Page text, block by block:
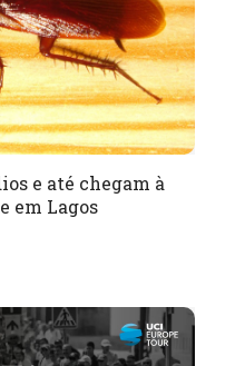
e até chegam à
em Lagos